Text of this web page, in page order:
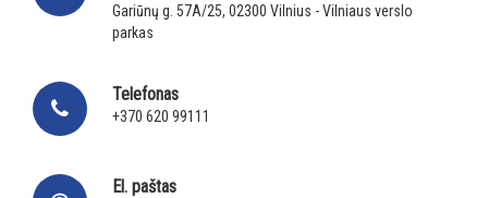
Gariūnų g. 57A/25, 02300 Vilnius - Vilniaus verslo
parkas
Telefonas
+370 620 99111
El. paštas